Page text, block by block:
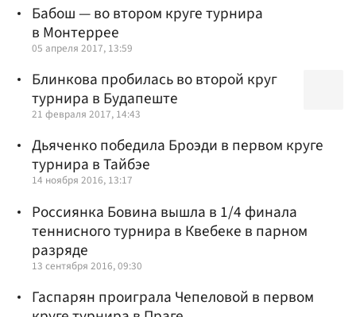
Бабош — во втором круге турнира
в Монтеррее
05 апреля 2017, 13:59
Блинкова пробилась во второй круг
турнира в Будапеште
21 февраля 2017, 14:43
Дьяченко победила Броэди в первом круге
турнира в Тайбэе
14 ноября 2016, 13:17
Россиянка Бовина вышла в 1/4 финала
теннисного турнира в Квебеке в парном
разряде
13 сентября 2016, 09:30
Гаспарян проиграла Чепеловой в первом